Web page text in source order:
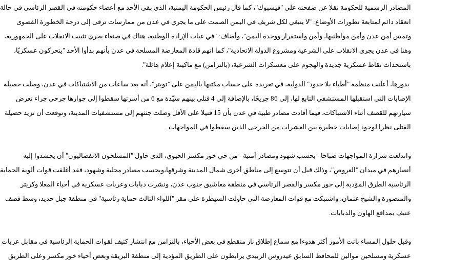
المصادر الرسمية للحكومة نقلا عن صفحته على "فيسبوك"، كما قال رئيس الحكومة اليمنية، الذي بقي الأحد مع أعضاء حكومته في القصر الرئاسي في حالة
انعقاد دائم لمتابعة تطورات الأوضاع: "لا ينبغي لكل شريف في اليمن الصمت على ما يجري في عدن من ممارسات ترقى إلى درجة الخطورة القصوى
وتمس أمن عدن وأمن مواطنيها، وأمن واستقرار ووحدة اليمن"، وأضاف: "في غياب الإرادة الوطنية، هناك في صنعاء يجري تثبيت الانقلاب على الجمهورية،
وهنا في عدن يجري الانقلاب على الشرعية ومشروع الدولة الاتحادية"، كما اتهم قادة المعارضة المسلحة في عدن بأنهم بدأوا الأحد "يتحركون عسكريًا،
باستحداث نقاط عسكرية جديدة والهجوم على معسكرات الشرعية، (بالتزامن) مع ماكينة إعلام هائلة".
بدورها، أعلنت منظمة "أطباء بلا حدود" الدولية، في تغريدة على حساب مكتبها باليمن على "تويتر"، أنه بعد ساعات من الاشتباكات في عدن، وصلت حصيلة
الإصابات التي استقبلها المستشفى التابع لها، إلى 86 جريحًا، بالإضافة إلى 4 قتلى بينهم سيّدة مع 6 من أسرتها سقطوا إلى جوارها جرحى جراء تعرض
سيارتهم للقصف أثناء الاشتباكات، فيما أفادت مصادر طبية في عدن بأن 15 قتيلا على الأقل وصلت جثثهم إلى مستشفيات المدينة، وتوقعت أن تزيد حصيلة
القتلى نظرا لوجود إصابات خطيرة بين العشرات من الجرحى الذين سقطوا في المواجهات.
واندلعت شرارة المواجهات صباحا - بحسب شهود ومصادر أمنية - من حي خور مكسر الحيوي، الذي حاول "المسلحون الانفصاليون" أن يحشدوا إليه
أنصارهم في ميدان "العروض"، وذلك قبل أن تتوسع إلى مناطق أخرى شمال المدينة وشرقها،وبحسب مصادر محلية وشهود، فقد أغلقت قوات ألوية الحماية
الرئاسية الطرق المؤدية إلى خور مكسر والقصر الرئاسي في منطقة معاشيق جنوب عدن، ونشرت دبابات وعربات عسكرية في أحياء المعلا وكريتر
والمنصورة والشيخ عثمان، واشتبكت مع قوات المعارضة التي حاولت السيطرة على مقر "اللواء الثالث حماية رئاسية" في منطقة جبل حديد، وسط قصف
عنيف بمدافع الهاون والدبابات.
وقبل حلول المساء باتت الأمور أكثر هدوءا مع سماع إطلاق نار متقطع في بعض الأحياء، بالتزامن مع انتشار كثيف لقوات الحماية الرئاسية في مقابل عربات
عسكرية ومسلحين موالين للمحافظ السابق عيدروس الزبيدي يرابطون على الطريق المؤدية إلى منطقة البريقة وبعض أحياء خور مكسر وعلى الطريق